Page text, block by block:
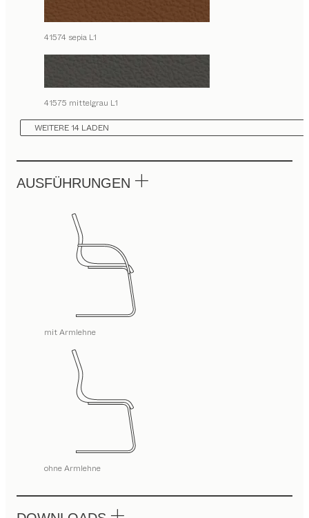
41574 sepia L1
41575 mittelgrau L1
WEITERE 14 LADEN
AUSFÜHRUNGEN
mit Armlehne
ohne Armlehne